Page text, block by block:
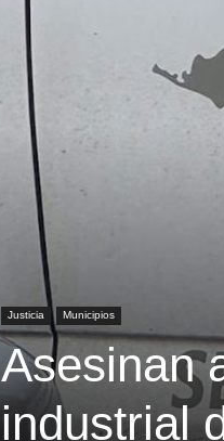
Justicia Municipios
Asesinan
industrial